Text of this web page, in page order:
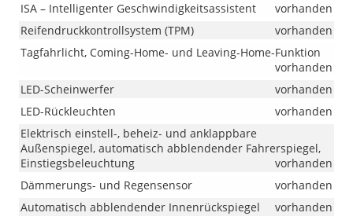
ISA – Intelligenter Geschwindigkeitsassistent
vorhanden
Reifendruckkontrollsystem (TPM)
vorhanden
Tagfahrlicht, Coming-Home- und Leaving-Home-Funktion
vorhanden
LED-Scheinwerfer
vorhanden
LED-Rückleuchten
vorhanden
Elektrisch einstell-, beheiz- und anklappbare
Außenspiegel, automatisch abblendender Fahrerspiegel,
Einstiegsbeleuchtung
vorhanden
Dämmerungs- und Regensensor
vorhanden
Automatisch abblendender Innenrückspiegel
vorhanden